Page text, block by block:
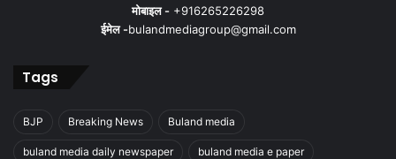
मोबाइल - +916265226298
ईमेल -bulandmediagroup@gmail.com
Tags
BJP Breaking News Buland media
buland media daily newspaper buland media e paper